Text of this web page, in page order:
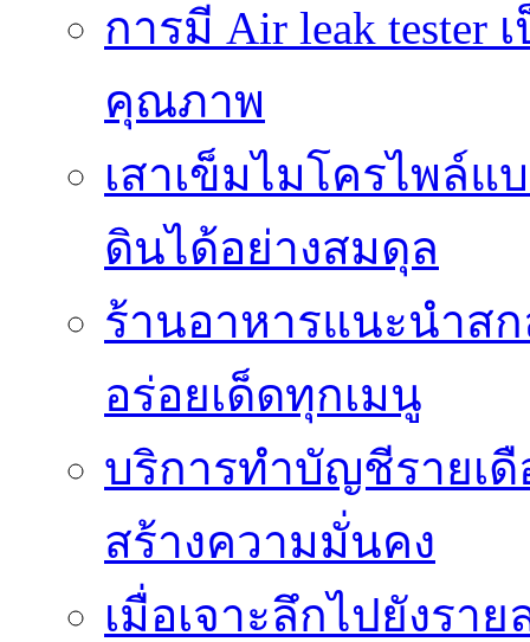
การมี Air leak
คุณภาพ
เสาเข็มไมโครไพล์
ดินได้อย่างสมดุล
ร้านอาหารแนะนำส
อร่อยเด็ดทุกเมนู
บริการทำบัญชีรายเ
สร้างความมั่นคง
เมื่อเจาะลึกไปยังรา